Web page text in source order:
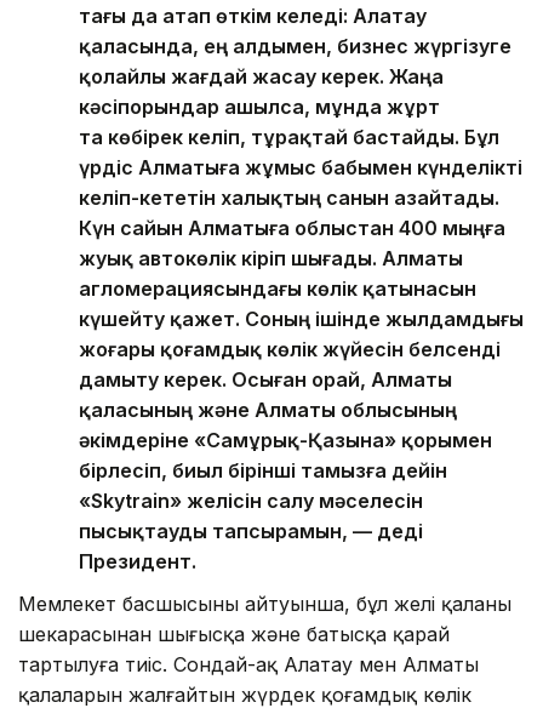
тағы да атап өткім келеді: Алатау
қаласында, ең алдымен, бизнес жүргізуге
қолайлы жағдай жасау керек. Жаңа
кәсіпорындар ашылса, мұнда жұрт
та көбірек келіп, тұрақтай бастайды. Бұл
үрдіс Алматыға жұмыс бабымен күнделікті
келіп-кететін халықтың санын азайтады.
Күн сайын Алматыға облыстан 400 мыңға
жуық автокөлік кіріп шығады. Алматы
агломерациясындағы көлік қатынасын
күшейту қажет. Соның ішінде жылдамдығы
жоғары қоғамдық көлік жүйесін белсенді
дамыту керек. Осыған орай, Алматы
қаласының және Алматы облысының
әкімдеріне «Самұрық-Қазына» қорымен
бірлесіп, биыл бірінші тамызға дейін
«Skytrain» желісін салу мәселесін
пысықтауды тапсырамын, — деді
Президент.
Мемлекет басшысының айтуынша, бұл желі қаланың
шекарасынан шығысқа және батысқа қарай
тартылуға тиіс. Сондай-ақ Алатау мен Алматы
қалаларын жалғайтын жүрдек қоғамдық көлік